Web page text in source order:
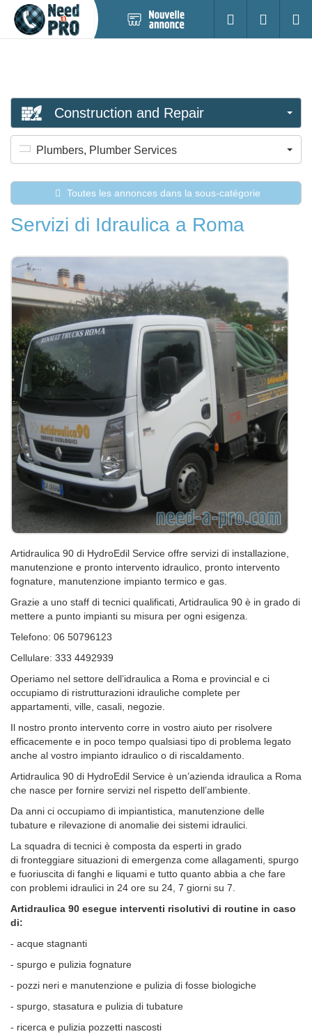
annonce
S'identifier
Construction and Repair
Plumbers, Plumber Services
Toutes les annonces dans la sous-catégorie
Servizi di Idraulica a Roma
Artidraulica 90 di HydroEdil Service offre servizi di installazione,
manutenzione e pronto intervento idraulico, pronto intervento
fognature, manutenzione impianto termico e gas.
Grazie a uno staff di tecnici qualificati, Artidraulica 90 è in grado di
mettere a punto impianti su misura per ogni esigenza.
Telefono: 06 50796123
Cellulare: 333 4492939
Operiamo nel settore dell’idraulica a Roma e provincial e ci
occupiamo di ristrutturazioni idrauliche complete per
appartamenti, ville, casali, negozie.
Il nostro pronto intervento corre in vostro aiuto per risolvere
efficacemente e in poco tempo qualsiasi tipo di problema legato
anche al vostro impianto idraulico o di riscaldamento.
Artidraulica 90 di HydroEdil Service è un’azienda idraulica a Roma
che nasce per fornire servizi nel rispetto dell’ambiente.
Da anni ci occupiamo di impiantistica, manutenzione delle
tubature e rilevazione di anomalie dei sistemi idraulici.
La squadra di tecnici è composta da esperti in grado
di fronteggiare situazioni di emergenza come allagamenti, spurgo
e fuoriuscita di fanghi e liquami e tutto quanto abbia a che fare
con problemi idraulici in 24 ore su 24, 7 giorni su 7.
Artidraulica 90 esegue interventi risolutivi di routine in caso
di:
- acque stagnanti
- spurgo e pulizia fognature
- pozzi neri e manutenzione e pulizia di fosse biologiche
- spurgo, stasatura e pulizia di tubature
- ricerca e pulizia pozzetti nascosti